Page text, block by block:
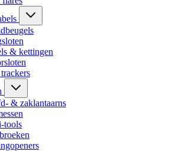
& kettingen
& zaklantaarns
tools